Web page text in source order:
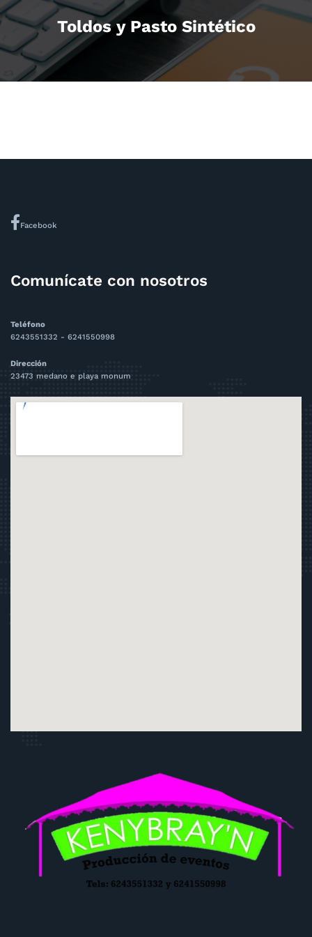
Toldos y Pasto Sintético
Facebook
Comunícate con nosotros
Teléfono
6243551332 - 6241550998
Dirección
23473 medano e playa monum